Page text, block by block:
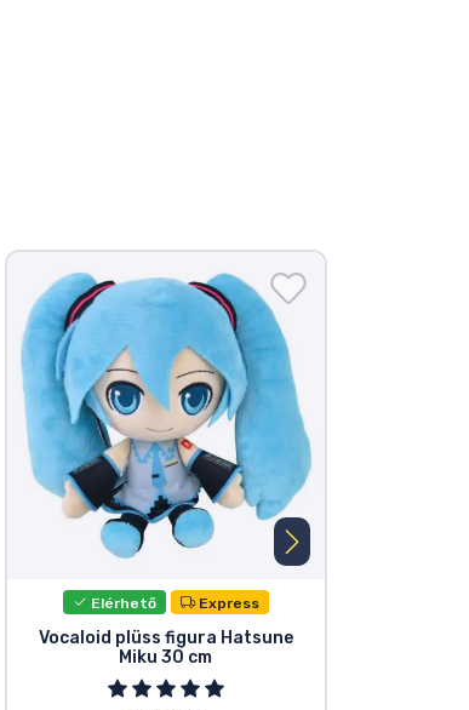
Elérhető Express
Vocaloid plüss figura Hatsune
Miku 30 cm